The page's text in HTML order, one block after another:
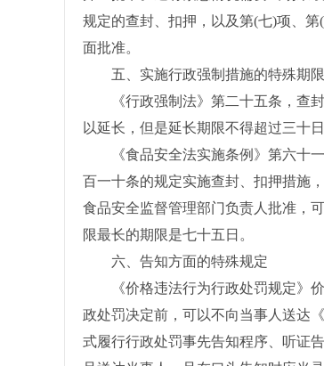
规定的查封、扣押，以及第(七)项、
面批准。
五、实施行政强制措施的特殊期
《行政强制法》第二十五条，查封
以延长，但是延长期限不得超过三十
《食品安全法实施条例》第六十一
百一十条的规定实施查封、扣押措施
食品安全监督管理部门负责人批准，
限最长的期限是七十五日。
六、告知方面的特殊规定
《价格违法行为行政处罚规定》价
政处罚决定前，可以不向当事人送达
式履行行政处罚事先告知程序、听证